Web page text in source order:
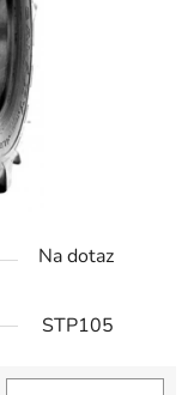
Na dotaz
STP105